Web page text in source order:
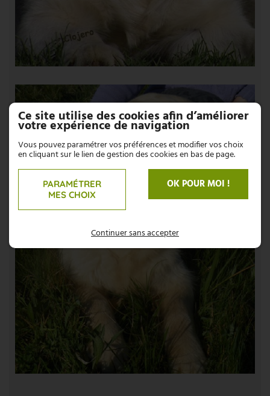
Ce site utilise des cookies afin d’améliorer
votre expérience de navigation
Vous pouvez paramétrer vos préférences et modifier vos choix
en cliquant sur le lien de gestion des cookies en bas de page.
PARAMÉTRER
MES CHOIX
OK POUR MOI !
Continuer sans accepter